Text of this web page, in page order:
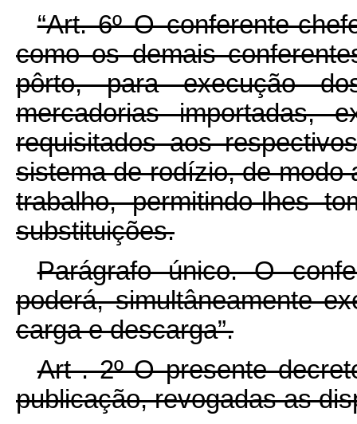
“Art. 6º O conferente-
como os demais
pôrto, para execução
mercadorias importadas,
requisitados aos
sistema de rodízio, de modo
trabalho, permitindo-lhes
substituições.
Parágrafo único. O
poderá, simultâneamente
carga e descarga”.
Art . 2º O presente
publicação, revogadas as